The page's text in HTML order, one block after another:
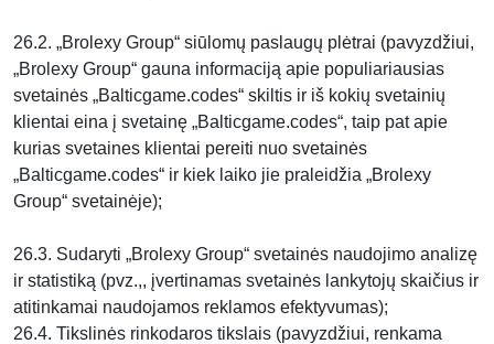
26.2. „Brolexy Group“ siūlomų paslaugų plėtrai (pavyzdžiui,
„Brolexy Group“ gauna informaciją apie populiariausias
svetainės „Balticgame.codes“ skiltis ir iš kokių svetainių
klientai eina į svetainę „Balticgame.codes“, taip pat apie
kurias svetaines klientai pereiti nuo svetainės
„Balticgame.codes“ ir kiek laiko jie praleidžia „Brolexy
Group“ svetainėje);
26.3. Sudaryti „Brolexy Group“ svetainės naudojimo analizę
ir statistiką (pvz.,, įvertinamas svetainės lankytojų skaičius ir
atitinkamai naudojamos reklamos efektyvumas);
26.4. Tikslinės rinkodaros tikslais (pavyzdžiui, renkama